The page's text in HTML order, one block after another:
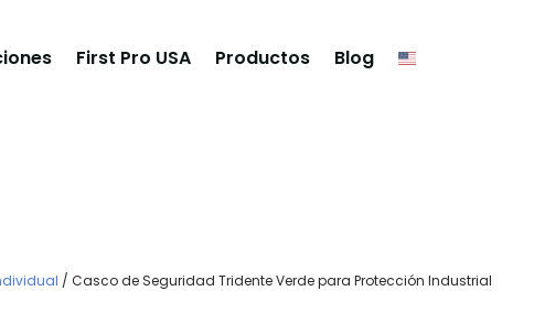
First Pro USA Productos Blog
/ Casco de Seguridad Tridente Verde para Protección Industrial